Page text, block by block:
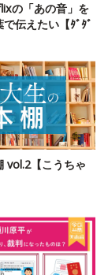
の「あの音」を
伝えたい【ﾀﾞﾀﾞ
vol.2【こうちゃ